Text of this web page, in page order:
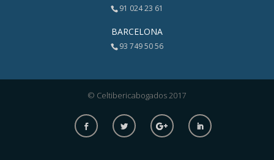
91 024 23 61
BARCELONA
93 749 50 56
© Celtibericabogados 2017